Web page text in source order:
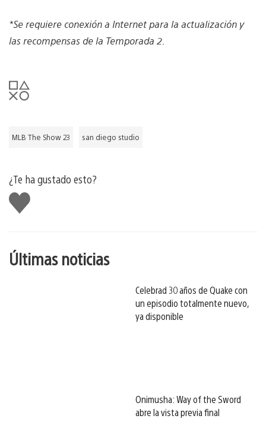
*Se requiere conexión a Internet para la actualización y
las recompensas de la Temporada 2.
MLB The Show 23 san diego studio
¿Te ha gustado esto?
Me
gusta
esto
Últimas noticias
Celebrad 30 años de Quake con
un episodio totalmente nuevo,
ya disponible
Onimusha: Way of the Sword
abre la vista previa final